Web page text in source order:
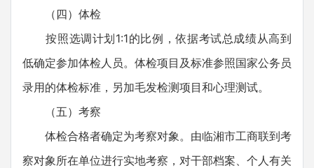
（四）体检
按照选调计划1:1的比例，依据考试总成绩从高到
低确定参加体检人员。体检项目及标准参照国家公务员
录用的体检标准，另加毛发检测项目和心理测试。
（五）考察
体检合格者确定为考察对象。由临湘市工商联到考
察对象所在单位进行实地考察，对干部档案、个人有关